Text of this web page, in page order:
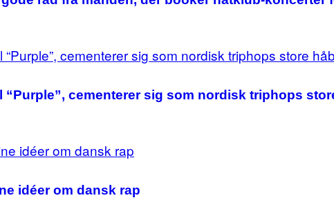
“Purple”, cementerer sig som nordisk triphops
idéer om dansk rap